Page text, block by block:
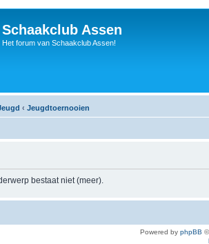
Schaakclub Assen
Het forum van Schaakclub Assen!
‹ Jeugdtoernooien
bestaat niet (meer).
Powered by phpBB